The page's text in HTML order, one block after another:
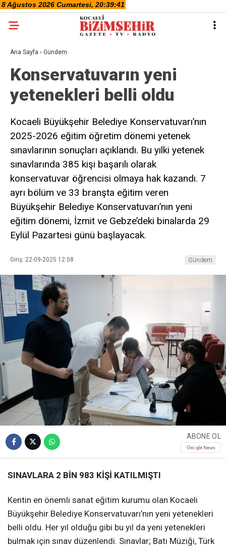
Ana Sayfa › Gündem
Konservatuvarın yeni
yetenekleri belli oldu
Kocaeli Büyükşehir Belediye Konservatuvarı’nın
2025-2026 eğitim öğretim dönemi yetenek
sınavlarının sonuçları açıklandı. Bu yılki yetenek
sınavlarında 385 kişi başarılı olarak
konservatuvar öğrencisi olmaya hak kazandı. 7
ayrı bölüm ve 33 branşta eğitim veren
Büyükşehir Belediye Konservatuvarı’nın yeni
eğitim dönemi, İzmit ve Gebze’deki binalarda 29
Eylül Pazartesi günü başlayacak.
Giriş: 22-09-2025 12:08 Gündem
ABONE OL
SINAVLARA 2 BİN 983 KİŞİ KATILMIŞTI
Kentin en önemli sanat eğitim kurumu olan Kocaeli
Büyükşehir Belediye Konservatuvarı’nın yeni yetenekleri
belli oldu. Her yıl olduğu gibi bu yıl da yeni yetenekleri
bulmak için sınav düzenlendi. Sınavlar; Batı Müziği, Türk